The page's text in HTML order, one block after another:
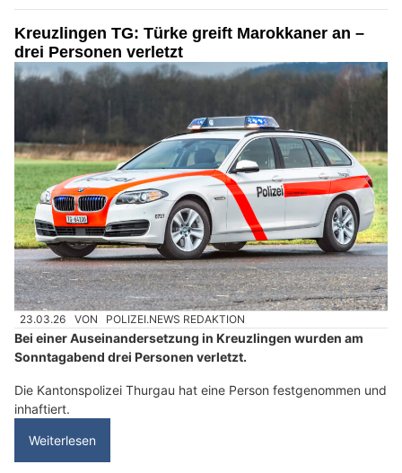
Kreuzlingen TG: Türke greift Marokkaner an –
drei Personen verletzt
23.03.26 VON POLIZEI.NEWS REDAKTION
Bei einer Auseinandersetzung in Kreuzlingen wurden am
Sonntagabend drei Personen verletzt.
Die Kantonspolizei Thurgau hat eine Person festgenommen und
inhaftiert.
Weiterlesen